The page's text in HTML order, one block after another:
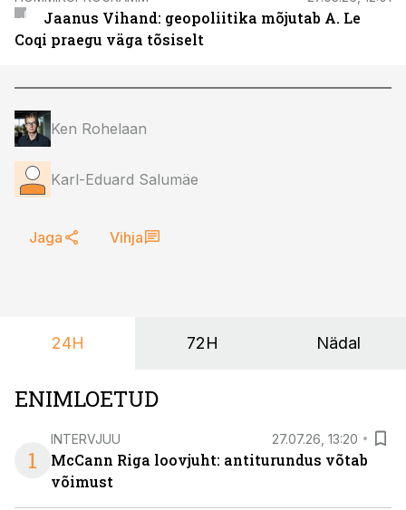
Jaanus Vihand: geopoliitika mõjutab A. Le
Coqi praegu väga tõsiselt
Ken Rohelaan
Karl-Eduard Salumäe
Jaga Vihja
24H 72H Nädal
ENIMLOETUD
1
INTERVJUU 27.07.26, 13:20
McCann Riga loovjuht: antiturundus võtab
võimust